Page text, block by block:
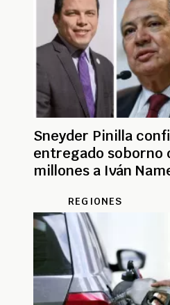
Sneyder Pinilla
entregado soborno
millones a Iván
REGIONES